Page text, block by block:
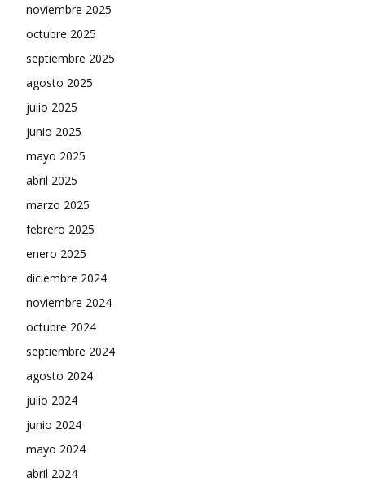
noviembre 2025
octubre 2025
septiembre 2025
agosto 2025
julio 2025
junio 2025
mayo 2025
abril 2025
marzo 2025
febrero 2025
enero 2025
diciembre 2024
noviembre 2024
octubre 2024
septiembre 2024
agosto 2024
julio 2024
junio 2024
mayo 2024
abril 2024